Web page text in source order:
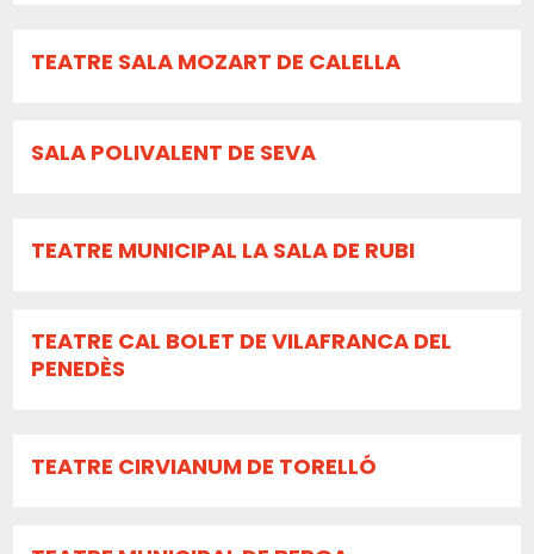
TEATRE SALA MOZART DE CALELLA
SALA POLIVALENT DE SEVA
TEATRE MUNICIPAL LA SALA DE RUBI
TEATRE CAL BOLET DE VILAFRANCA DEL
PENEDÈS
TEATRE CIRVIANUM DE TORELLÓ